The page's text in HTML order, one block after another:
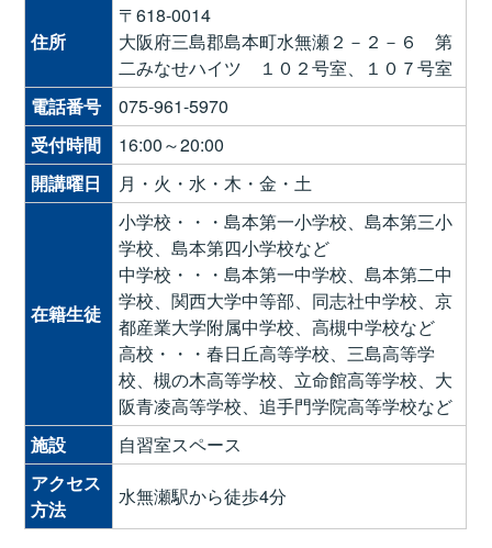
住所
〒618-0014
大阪府三島郡島本町水無瀬２－２－６ 第
二みなせハイツ １０２号室、１０７号室
電話番号
075-961-5970
受付時間
16:00～20:00
開講曜日
月・火・水・木・金・土
在籍生徒
小学校・・・島本第一小学校、島本第三小
学校、島本第四小学校など
中学校・・・島本第一中学校、島本第二中
学校、関西大学中等部、同志社中学校、京
都産業大学附属中学校、高槻中学校など
高校・・・春日丘高等学校、三島高等学
校、槻の木高等学校、立命館高等学校、大
阪青凌高等学校、追手門学院高等学校など
施設
自習室スペース
アクセス
方法
水無瀬駅から徒歩4分